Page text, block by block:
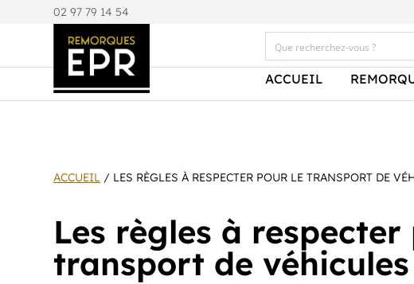
02 97 79 14 54
ACCUEIL
ACCUEIL / LES RÈGLES À RESPECTER POUR LE TRANSPORT DE
Les règles à
transport de